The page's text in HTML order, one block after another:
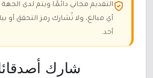
التقديم مجاني دائمًا ويتم لدى
أي مبالغ، ولا تُشارك رمز التحقق أو
أحد.
شارك